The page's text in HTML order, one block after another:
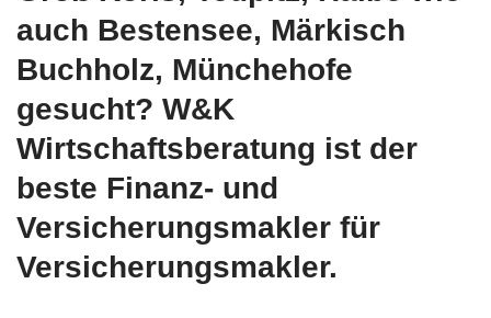
auch Bestensee, Märkisch
Buchholz, Münchehofe
gesucht? W&K
Wirtschaftsberatung ist der
beste Finanz- und
Versicherungsmakler für
Versicherungsmakler.